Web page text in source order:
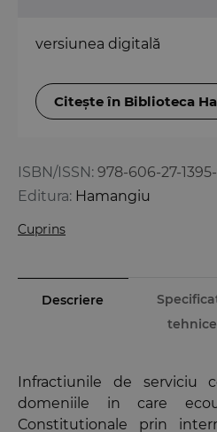
ISBN/ISSN: 978-606-27-
Editura: Hamangiu
Cuprins
versiunea digitală
Citește în Biblioteca
Descriere
tehnice
Infractiunile de serviciu
domeniile in care
Constitutionale prin